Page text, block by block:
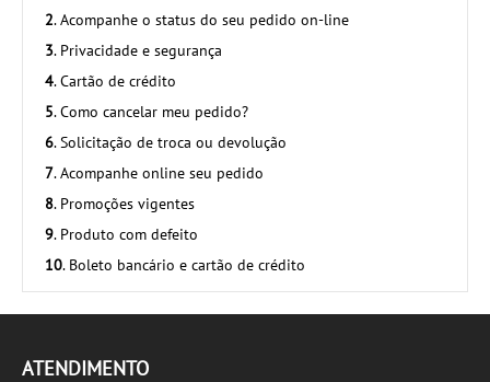
2. Acompanhe o status do seu pedido on-line
3. Privacidade e segurança
4. Cartão de crédito
5. Como cancelar meu pedido?
6. Solicitação de troca ou devolução
7. Acompanhe online seu pedido
8. Promoções vigentes
9. Produto com defeito
10. Boleto bancário e cartão de crédito
ATENDIMENTO